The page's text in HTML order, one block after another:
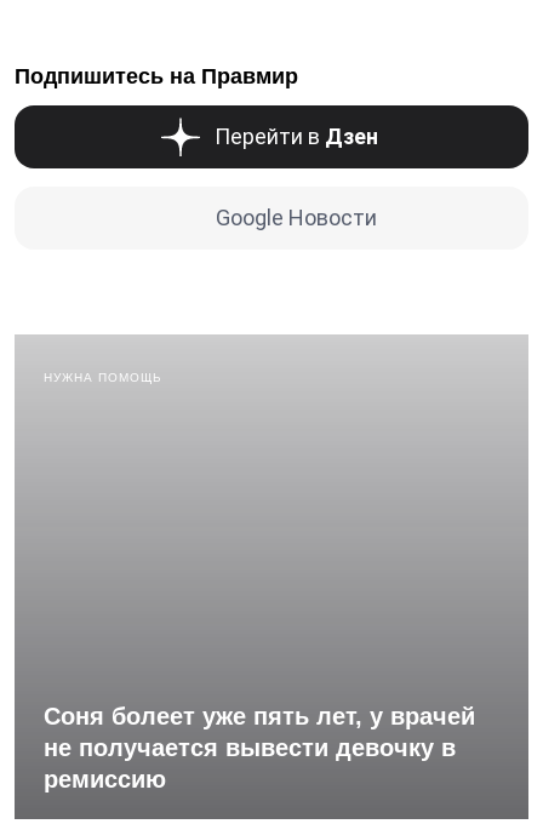
Подпишитесь на Правмир
Перейти в Дзен
Google Новости
НУЖНА ПОМОЩЬ
Соня болеет уже пять лет, у врачей
не получается вывести девочку в
ремиссию